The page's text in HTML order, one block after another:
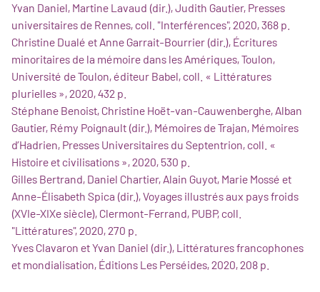
Yvan Daniel, Martine Lavaud (dir.), Judith Gautier, Presses
universitaires de Rennes, coll. "Interférences", 2020, 368 p.
Christine Dualé et Anne Garrait-Bourrier (dir.), Écritures
minoritaires de la mémoire dans les Amériques, Toulon,
Université de Toulon, éditeur Babel, coll. « Littératures
plurielles », 2020, 432 p.
Stéphane Benoist, Christine Hoët-van-Cauwenberghe, Alban
Gautier, Rémy Poignault (dir.), Mémoires de Trajan, Mémoires
d’Hadrien, Presses Universitaires du Septentrion, coll. «
Histoire et civilisations », 2020, 530 p.
Gilles Bertrand, Daniel Chartier, Alain Guyot, Marie Mossé et
Anne-Élisabeth Spica (dir.), Voyages illustrés aux pays froids
(XVIe-XIXe siècle), Clermont-Ferrand, PUBP, coll.
"Littératures", 2020, 270 p.
Yves Clavaron et Yvan Daniel (dir.), Littératures francophones
et mondialisation, Éditions Les Perséides, 2020, 208 p.